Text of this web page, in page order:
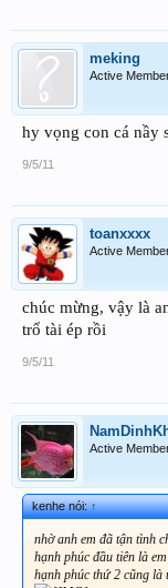
meking
Active
hy vọng con cá nầy
9/5/11
toanxxxx
Active
chúc mừng, vậy là
trổ tài ép rồi
9/5/11
Active
kenhe nói:↑
nhờ anh em đã tận tình
hạnh phúc đầu tiên là
hạnh phúc thứ 2 cũng là